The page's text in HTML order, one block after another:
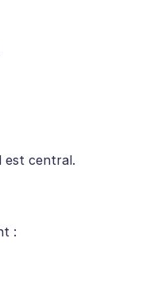
est central.
: